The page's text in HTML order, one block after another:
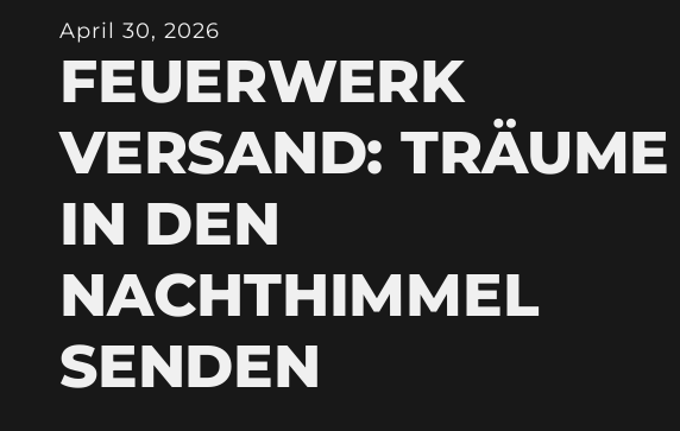
April 30, 2026
FEUERWERK
VERSAND: TRÄUME
IN DEN
NACHTHIMMEL
SENDEN